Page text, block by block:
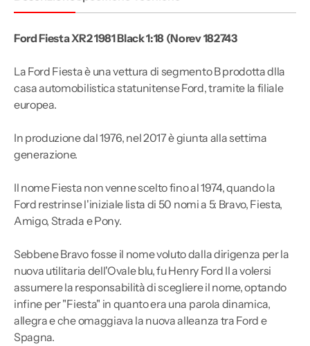
Ford Fiesta XR2 1981 Black 1:18 (Norev 182743
La Ford Fiesta è una vettura di segmento B prodotta dlla
casa automobilistica statunitense Ford, tramite la filiale
europea.
In produzione dal 1976, nel 2017 è giunta alla settima
generazione.
Il nome Fiesta non venne scelto fino al 1974, quando la
Ford restrinse l'iniziale lista di 50 nomi a 5: Bravo, Fiesta,
Amigo, Strada e Pony.
Sebbene Bravo fosse il nome voluto dalla dirigenza per la
nuova utilitaria dell'Ovale blu, fu Henry Ford II a volersi
assumere la responsabilità di scegliere il nome, optando
infine per "Fiesta" in quanto era una parola dinamica,
allegra e che omaggiava la nuova alleanza tra Ford e
Spagna.